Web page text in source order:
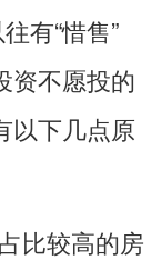
有“惜售”
资不愿投的
以下几点原
比较高的房